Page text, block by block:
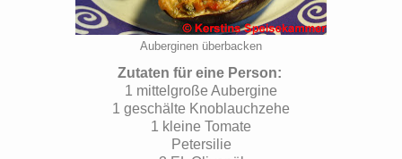
Auberginen überbacken
Zutaten für eine Person:
1 mittelgroße Aubergine
1 geschälte Knoblauchzehe
1 kleine Tomate
Petersilie